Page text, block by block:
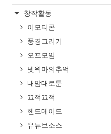
창작활동
이모티콘
풍경그리기
오프모임
넷웍마의추억
내맘대로툰
끄적끄적
핸드메이드
유튜브소스